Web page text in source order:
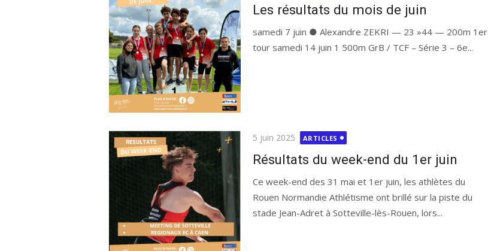
Les résultats du mois de juin
samedi 7 juin ● Alexandre ZEKRI — 23 »44 — 200m 1er
tour samedi 14 juin 1 500m GrB / TCF – Série 3 – 6e...
Publié
5 juin 2025 ARTICLES
Résultats du week-end du 1er juin
Ce week-end des 31 mai et 1er juin, les athlètes du
Rouen Normandie Athlétisme ont brillé sur la piste du
stade Jean-Adret à Sotteville-lès-Rouen, lors...